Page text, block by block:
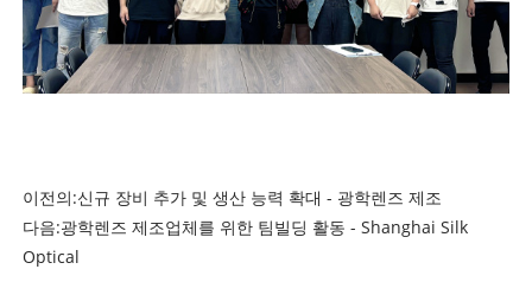
이전의:신규 장비 추가 및 생산 능력 확대 - 광학렌즈 제조
다음:광학렌즈 제조업체를 위한 팀빌딩 활동 - Shanghai Silk
Optical